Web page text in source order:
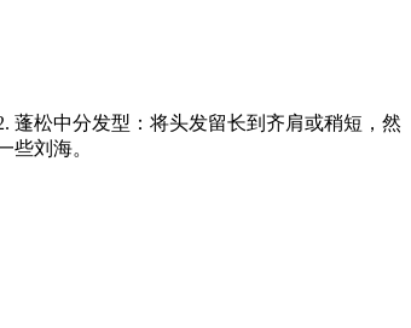
蓬松中分发型：将头发留长到齐肩或稍短，然
些刘海。